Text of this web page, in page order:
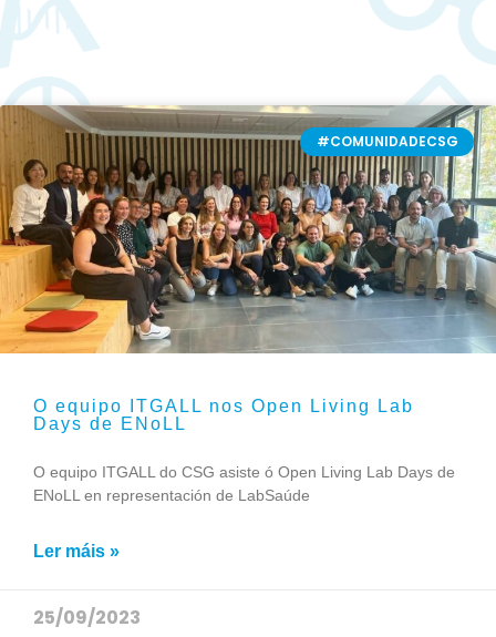
#COMUNIDADECSG
O equipo ITGALL nos Open Living Lab
Days de ENoLL
O equipo ITGALL do CSG asiste ó Open Living Lab Days de
ENoLL en representación de LabSaúde
Ler máis »
25/09/2023